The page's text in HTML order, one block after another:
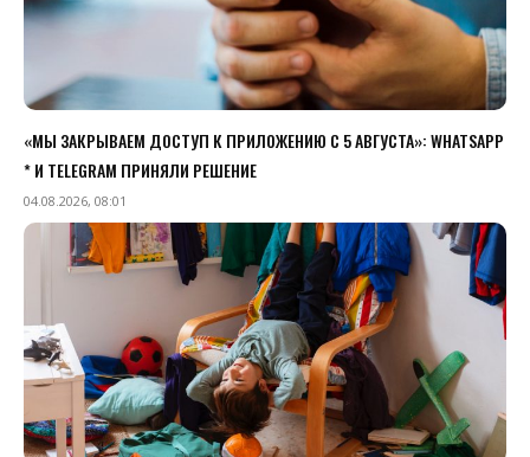
«МЫ ЗАКРЫВАЕМ ДОСТУП К ПРИЛОЖЕНИЮ C 5 АВГУСТА»: WHATSAPP
* И TELEGRAM ПРИНЯЛИ РЕШЕНИЕ
04.08.2026, 08:01